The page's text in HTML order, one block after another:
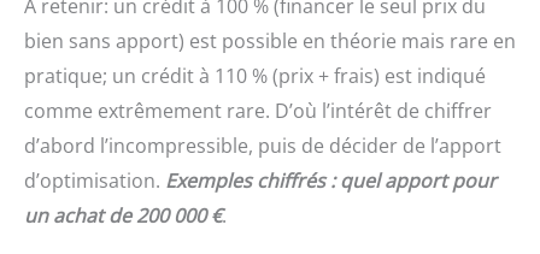
À retenir: un crédit à 100 % (financer le seul prix du
bien sans apport) est possible en théorie mais rare en
pratique; un crédit à 110 % (prix + frais) est indiqué
comme extrêmement rare. D’où l’intérêt de chiffrer
d’abord l’incompressible, puis de décider de l’apport
d’optimisation. Exemples chiffrés : quel apport pour
un achat de 200 000 €.